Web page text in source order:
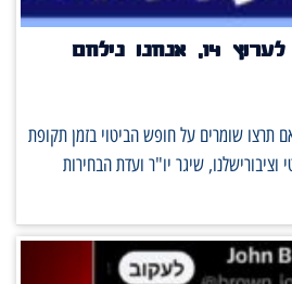
לא יסתמו את הפה לערוץ 14, אנחנו נילחם
14 את הפה אם תרצו שומרים על חופש הביטוי בזמן תקופת
שיגר יו"ר ועדת הבחירות